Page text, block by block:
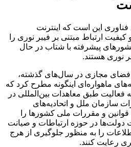
فناوری این است که اینترنت
ارتباط مبتنی بر فیبر نوری را
پیشرفته با شتاب در حال
نوری هستند.
فضای مجازی در سال‌های گذشته،
ماهواره‌ای اینگونه مطرح کرد که
فعالیت طبق معاهدات بین‌المللی در
سازمان ملل و اتحادیه‌های
و مقررات ملی کشورها را
دولت‌ها در حوزه ارتباطات و صیانت
را به منظور جلوگیری از هرج
رعایت کنند.